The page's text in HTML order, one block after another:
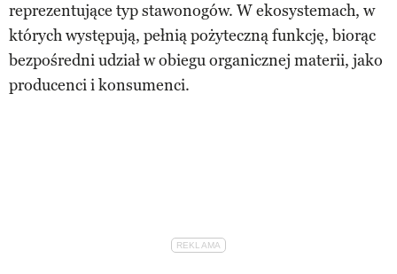
reprezentujące typ stawonogów. W ekosystemach, w
których występują, pełnią pożyteczną funkcję, biorąc
bezpośredni udział w obiegu organicznej materii, jako
producenci i konsumenci.